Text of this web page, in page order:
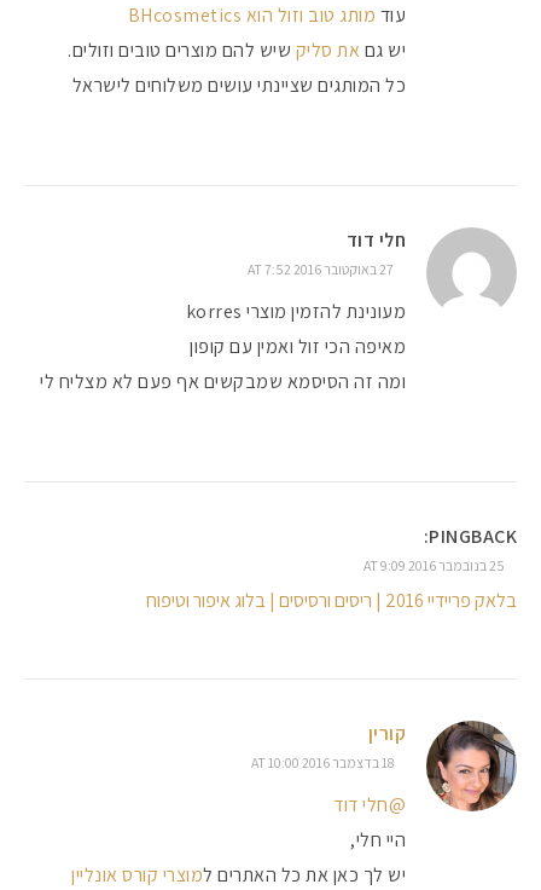
עוד מותג טוב וזול הוא BHcosmetics
יש גם את סליק שיש להם מוצרים טובים וזולים.
כל המותגים שציינתי עושים משלוחים לישראל
חלי דוד
27 באוקטובר 2016 AT 7:52
מעונינת להזמין מוצרי korres
מאיפה הכי זול ואמין עם קופון
ומה זה הסיסמא שמבקשים אף פעם לא מצליח לי
PINGBACK:
25 בנובמבר 2016 AT 9:09
בלאק פריידיי 2016 | ריסים ורסיסים | בלוג איפור וטיפוח
קורין
18 בדצמבר 2016 AT 10:00
@חלי דוד
היי חלי,
יש לך כאן את כל האתרים למוצרי קורס אונליין